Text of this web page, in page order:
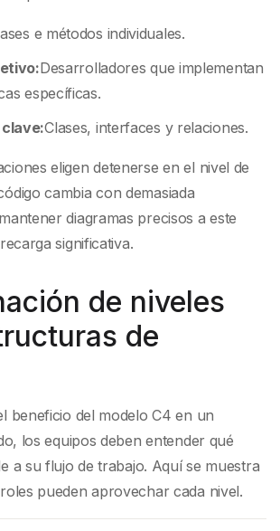
e métodos individuales.
Desarrolladores que implementan
específicas.
clave:Clases, interfaces y relaciones.
eligen detenerse en el nivel de
cambia con demasiada
diagramas precisos a este
significativa.
de niveles
de
beneficio del modelo C4 en un
los equipos deben entender qué
a su flujo de trabajo. Aquí se muestra
pueden aprovechar cada nivel.